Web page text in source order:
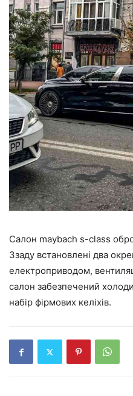
Салон maybach s-class
Ззаду встановлені два
електроприводом,
салон забезпечений
набір фірмових келіхів.